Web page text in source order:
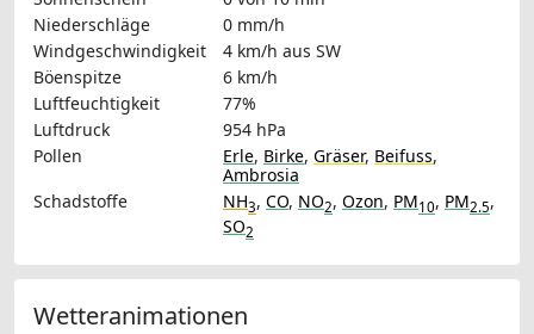
Niederschläge
0 mm/h
Windgeschwindigkeit
4 km/h aus SW
Böenspitze
6 km/h
Luftfeuchtigkeit
77%
Luftdruck
954 hPa
Pollen
Erle, Birke, Gräser, Beifuss,
Ambrosia
Schadstoffe
NH3, CO, NO2, Ozon, PM10, PM2.5,
SO2
Wetteranimationen